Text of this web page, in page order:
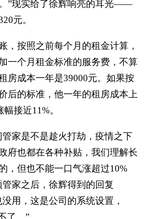
”现实给了徐辉响亮的耳光——
元。
，按照之前每个月的租金计算，
一个月租金标准的服务费，不算
房成本一年是39000元。如果按
后的标准，他一年的租房成本上
接近11%。
管家是不是趁火打劫，疫情之下
府也都在各种补贴，我们理解长
，但也不能一口气涨超过10%
管家之后，徐辉得到的回复
用，这是公司的系统设置，
了。”